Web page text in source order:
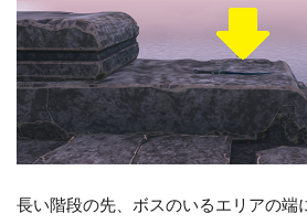
長い階段の先、ボスのいるエリアの端